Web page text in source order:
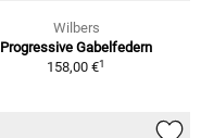
Wilbers
Progressive Gabelfedern
158,00 €1